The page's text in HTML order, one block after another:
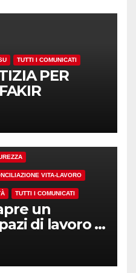
TUTTI I COMUNICATI
PER
VITA-LAVORO
TUTTI I COMUNICATI
un
di lavoro e